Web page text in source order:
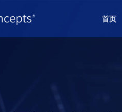
首页